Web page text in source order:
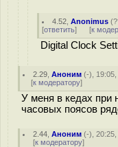
4.52 ,Anonimus (
[ответить] [к
Digital Clock
2.29 ,Аноним (-),
[к модератору]
У меня в кедах при
часовых поясов
2.44 ,Аноним (-),
[к модератору]